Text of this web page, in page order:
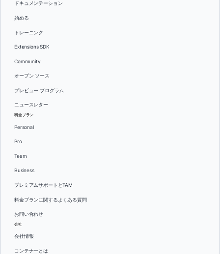
ドキュメンテーション
始める
トレーニング
Extensions SDK
Community
オープン ソース
プレビュー プログラム
ニュースレター
料金プラン
Personal
Pro
Team
Business
プレミアムサポートとTAM
料金プランに関するよくある質問
お問い合わせ
会社
会社情報
コンテナーとは